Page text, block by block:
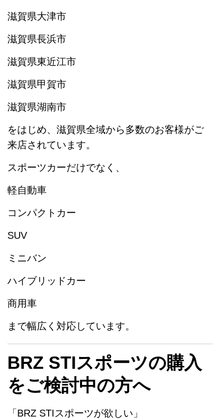
滋賀県大津市
滋賀県長浜市
滋賀県東近江市
滋賀県甲賀市
滋賀県湖南市
をはじめ、滋賀県全域から多数のお客様がご
来店されています。
スポーツカーだけでなく、
軽自動車
コンパクトカー
SUV
ミニバン
ハイブリッドカー
商用車
まで幅広く対応しています。
BRZ STIスポーツの購入
をご検討中の方へ
「BRZ STIスポーツが欲しい」